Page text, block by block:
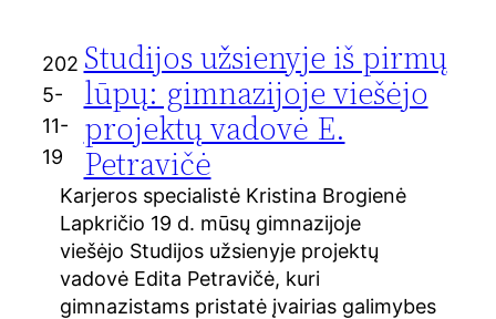
202
5-
11-
19
Studijos užsienyje iš pirmų
lūpų: gimnazijoje viešėjo
projektų vadovė E.
Petravičė
Karjeros specialistė Kristina Brogienė
Lapkričio 19 d. mūsų gimnazijoje
viešėjo Studijos užsienyje projektų
vadovė Edita Petravičė, kuri
gimnazistams pristatė įvairias galimybes